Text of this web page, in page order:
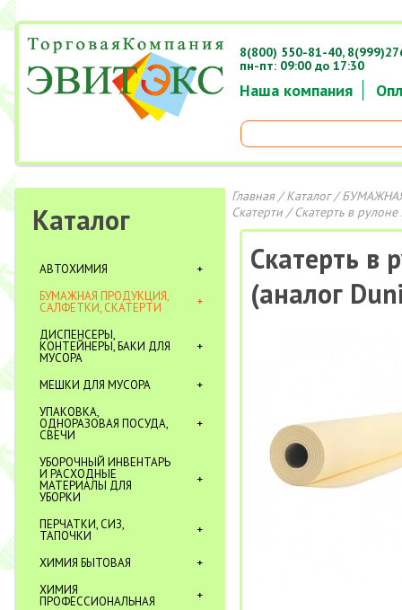
Наша компания
8(800) 550-81-40,
пн-пт: 09:00 до 17:30
Каталог
АВТОХИМИЯ
БУМАЖНАЯ ПРОДУКЦИЯ,
САЛФЕТКИ, СКАТЕРТИ
ДИСПЕНСЕРЫ,
КОНТЕЙНЕРЫ, БАКИ ДЛЯ
МУСОРА
МЕШКИ ДЛЯ МУСОРА
УПАКОВКА,
ОДНОРАЗОВАЯ ПОСУДА,
СВЕЧИ
УБОРОЧНЫЙ ИНВЕНТАРЬ
И РАСХОДНЫЕ
МАТЕРИАЛЫ ДЛЯ
УБОРКИ
ПЕРЧАТКИ, СИЗ,
ТАПОЧКИ
ХИМИЯ БЫТОВАЯ
ХИМИЯ
ПРОФЕССИОНАЛЬНАЯ
Главная/Каталог/
Скатерти / Скатерть в
Скатерть в
(аналог